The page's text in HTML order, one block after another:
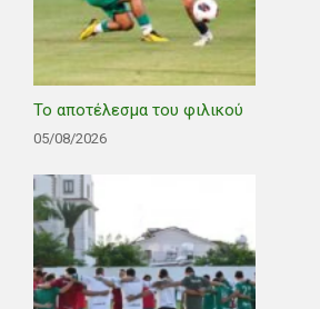
Το αποτέλεσμα του φιλικού
05/08/2026